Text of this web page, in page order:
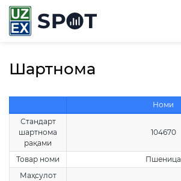
Шартнома
Номи
Стандарт
шартнома
рақами
104670
Товар номи
Пшеница
Маҳсулот